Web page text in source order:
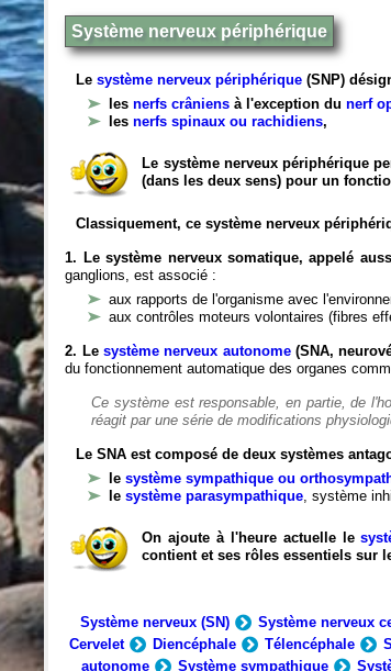
Système nerveux périphérique
Lesystème nerveux périphérique (SNP)
lesnerfs crâniens à l'exception du nerf
lesnerfs spinaux ou rachidiens,
Le système nerveux périphérique
(dans les deux sens) pour un
Classiquement, ce système nerveux
1. Le système nerveux somatique, appelé
ganglions, est associé :
aux rapports de l'organisme avec
aux contrôles moteurs volontaires (fibres
2. Le système nerveux autonome(SNA,
du fonctionnement automatique des organes
Ce système est responsable, en partie, de
réagit par une série de modifications
Le SNA est composé de deux systèmes
lesystème sympathique ou
lesystème parasympathique, système
On ajoute à l'heure actuelle le
contient et ses rôles essentiels sur
Système nerveux (SN) Système nerveux
Cervelet
Diencéphale Télencéphale
autonome
Système sympathique